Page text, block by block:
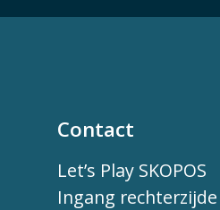
Contact
Let’s Play SKOPOS
Ingang